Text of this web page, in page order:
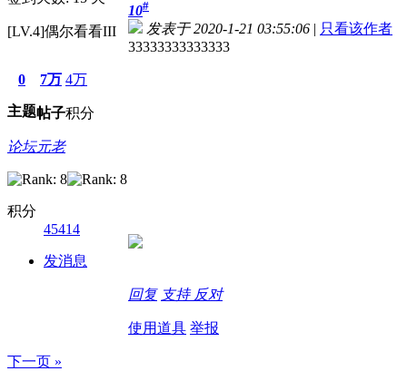
[LV.4]偶尔看看III
0
主题
7万
帖子
4万
积分
论坛元老
积分
45414
发消息
10#
发表于 2020-1-21 03:55:06 | 只看该作者
33333333333333
回复 支持 反对
使用道具 举报
下一页 »